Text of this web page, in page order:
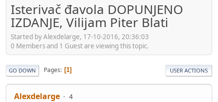
Isterivač đavola DOPUNJENO
IZDANJE, Vilijam Piter Blati
Started by Alexdelarge, 17-10-2016, 20:36:03
0 Members and 1 Guest are viewing this topic.
GO DOWN Pages 1 USER ACTIONS
Alexdelarge 4